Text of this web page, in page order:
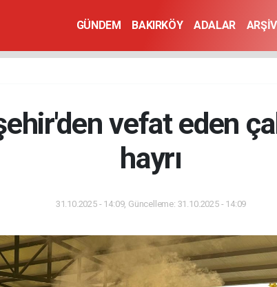
GÜNDEM BAKIRKÖY ADALAR ARŞİV
vefat eden
hayrı
31.10.2025 - 14:09, Güncelleme: 31.10.2025 - 14:09